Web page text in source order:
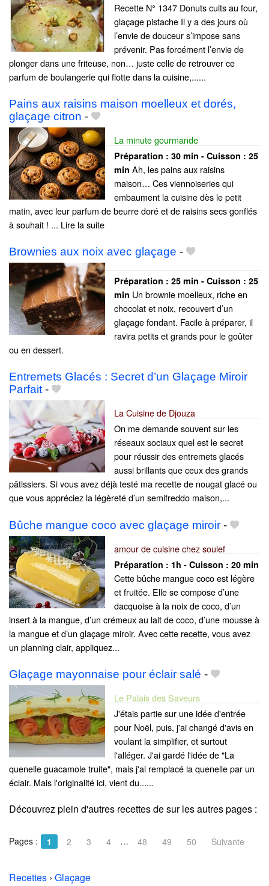
Recette N° 1347 Donuts cuits au four,
glaçage pistache Il y a des jours où
l’envie de douceur s’impose sans
prévenir. Pas forcément l’envie de
plonger dans une friteuse, non… juste celle de retrouver ce
parfum de boulangerie qui flotte dans la cuisine,......
Pains aux raisins maison moelleux et dorés,
glaçage citron -
La minute gourmande
Préparation : 30 min - Cuisson : 25
min Ah, les pains aux raisins
maison… Ces viennoiseries qui
embaument la cuisine dès le petit
matin, avec leur parfum de beurre doré et de raisins secs gonflés
à souhait ! ... Lire la suite
Brownies aux noix avec glaçage -
Préparation : 25 min - Cuisson : 25
min Un brownie moelleux, riche en
chocolat et noix, recouvert d’un
glaçage fondant. Facile à préparer, il
ravira petits et grands pour le goûter
ou en dessert.
Entremets Glacés : Secret d’un Glaçage Miroir
Parfait-
La Cuisine de Djouza
On me demande souvent sur les
réseaux sociaux quel est le secret
pour réussir des entremets glacés
aussi brillants que ceux des grands
pâtissiers. Si vous avez déjà testé ma recette de nougat glacé ou
que vous appréciez la légèreté d’un semifreddo maison,...
Bûche mangue coco avec glaçage miroir -
amour de cuisine chez soulef
Préparation : 1h - Cuisson : 20 min
Cette bûche mangue coco est légère
et fruitée. Elle se compose d’une
dacquoise à la noix de coco, d’un
insert à la mangue, d’un crémeux au lait de coco, d’une mousse à
la mangue et d’un glaçage miroir. Avec cette recette, vous avez
un planning clair, appliquez...
Glaçage mayonnaise pour éclair salé -
Le Palais des Saveurs
J'étais partie sur une idée d'entrée
pour Noël, puis, j'ai changé d'avis en
voulant la simplifier, et surtout
l'alléger. J'ai gardé l'idée de "La
quenelle guacamole truite", mais j'ai remplacé la quenelle par un
éclair. Mais l'originalité ici, vient du......
Découvrez plein d'autres recettes desur les autres pages :
Pages : 1 2 3 4 … 48 49 50 Suivante
Recettes › Glaçage